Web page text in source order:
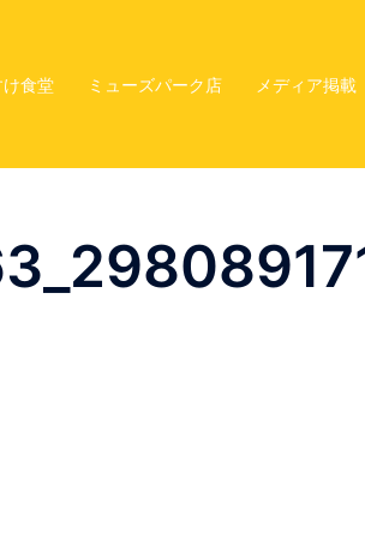
け食堂 ミューズパーク店 メディア掲載